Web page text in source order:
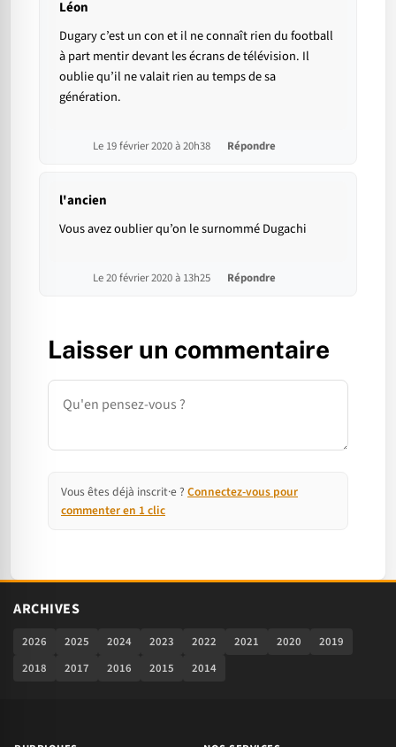
Léon
Dugary c’est un con et il ne connaît rien du football
à part mentir devant les écrans de télévision. Il
oublie qu’il ne valait rien au temps de sa
génération.
Le 19 février 2020 à 20h38 Répondre
l'ancien
Vous avez oublier qu’on le surnommé Dugachi
Le 20 février 2020 à 13h25 Répondre
Laisser un commentaire
Commentaire
Vous êtes déjà inscrit·e ? Connectez-vous pour
commenter en 1 clic
ARCHIVES
2026 2025 2024 2023 2022 2021 2020
2019
2018
2017 2016 2015 2014